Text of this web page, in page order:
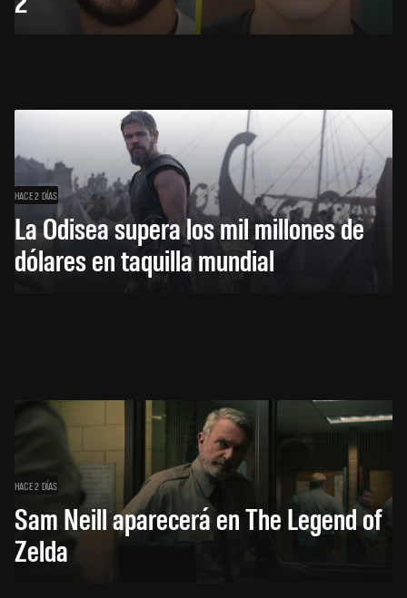
HACE 2 DÍAS
La Odisea supera los mil millones de
dólares en taquilla mundial
HACE 2 DÍAS
Sam Neill aparecerá en The Legend of
Zelda